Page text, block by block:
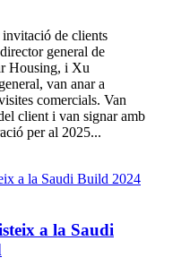
de clients
general de
Housing, i Xu
van anar a
comercials. Van
client i van signar amb
per al 2025...
a la Saudi